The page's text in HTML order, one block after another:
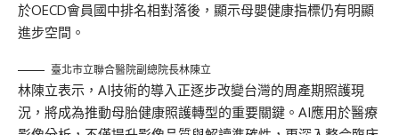
於OECD會員國中排名相對落後，顯示母嬰健康指標仍有明顯
進步空間。
臺北市立聯合醫院副總院長林陳立
林陳立表示，AI技術的導入正逐步改變台灣的周產期照護現
況，將成為推動母胎健康照護轉型的重要關鍵。AI應用於醫療